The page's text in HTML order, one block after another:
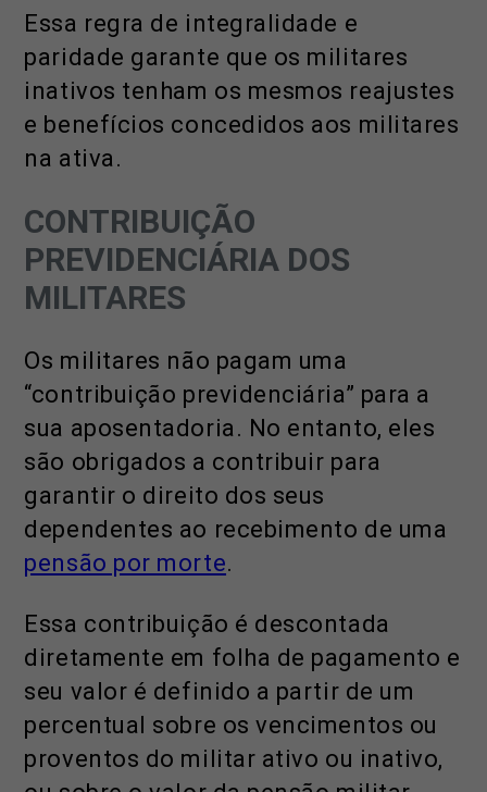
Essa regra de integralidade e
paridade garante que os militares
inativos tenham os mesmos reajustes
e benefícios concedidos aos militares
na ativa.
CONTRIBUIÇÃO
PREVIDENCIÁRIA DOS
MILITARES
Os militares não pagam uma
“contribuição previdenciária” para a
sua aposentadoria. No entanto, eles
são obrigados a contribuir para
garantir o direito dos seus
dependentes ao recebimento de uma
pensão por morte.
Essa contribuição é descontada
diretamente em folha de pagamento e
seu valor é definido a partir de um
percentual sobre os vencimentos ou
proventos do militar ativo ou inativo,